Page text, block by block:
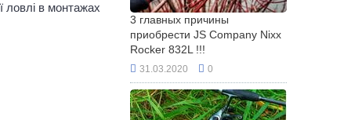
3 главных причины
приобрести JS Company Nixx
Rocker 832L !!!
31.03.2020 0
ловлі в монтажах